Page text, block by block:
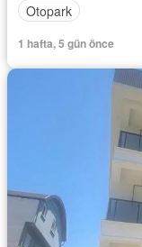
Otopark
1 hafta, 5 gün önce